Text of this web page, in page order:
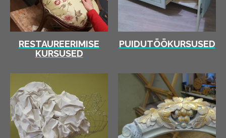
RESTAUREERIMISE
KURSUSED
PUIDUTÖÖKURSUSED